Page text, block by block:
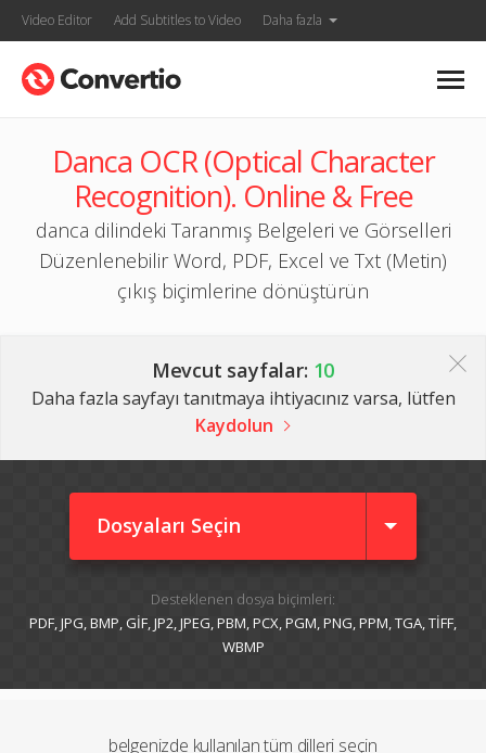
Video Editor Add Subtitles to Video Daha fazla
Danca OCR (Optical Character
Recognition). Online & Free
danca dilindeki Taranmış Belgeleri ve Görselleri
Düzenlenebilir Word, PDF, Excel ve Txt (Metin)
çıkış biçimlerine dönüştürün
Mevcut sayfalar: 10
Daha fazla sayfayı tanıtmaya ihtiyacınız varsa, lütfen
Kaydolun
Dosyaları Seçin
Desteklenen dosya biçimleri:
PDF, JPG, BMP, GIF, JP2, JPEG, PBM, PCX, PGM, PNG, PPM, TGA, TIFF,
WBMP
belgenizde kullanılan tüm dilleri seçin